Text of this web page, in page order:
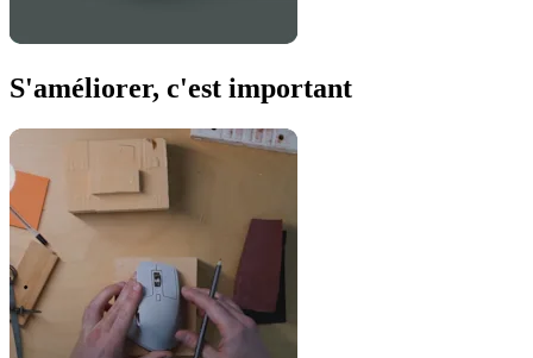
S'améliorer, c'est important